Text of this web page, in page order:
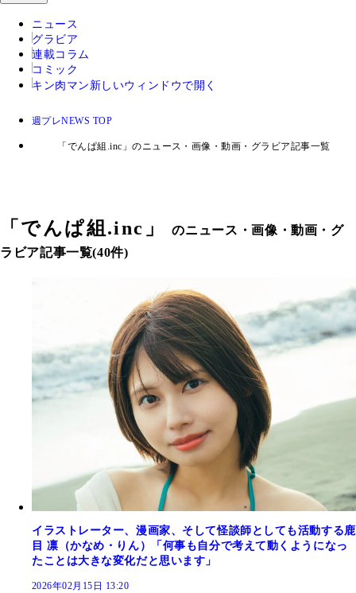
ニュース
グラビア
連載コラム
コミック
キン肉マン 新しいウィンドウで開く
週プレNEWS TOP
「でんぱ組.inc」のニュース・画像・動画・グラビア記事一覧
「 でんぱ組.inc 」のニュース・画像・動画・グ
ラビア記事一覧(40件)
イラストレーター、漫画家、そして怪談師としても活動する鹿
目 凛（かなめ・りん）「何事も自分で考えて動くようになっ
たことは大きな変化だと思います」
2026年02月15日 13:20